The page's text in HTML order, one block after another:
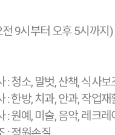
전 9시부터 오후 5시까지)
: 청소, 말벗, 산책, 식사보
: 한방, 치과, 안과, 작업재
: 원예, 미술, 음악, 레크